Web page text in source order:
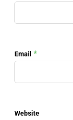
Email *
Website